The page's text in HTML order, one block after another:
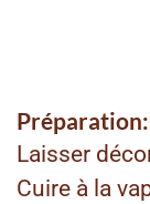
Préparation:
Laisser
Cuire à la